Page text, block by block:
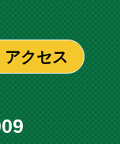
アクセス